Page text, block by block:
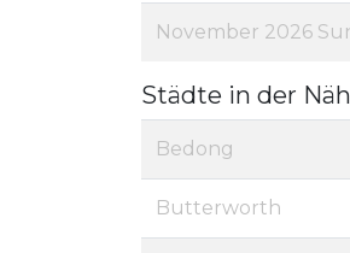
November 2026
Städte in der
Bedong
Butterworth